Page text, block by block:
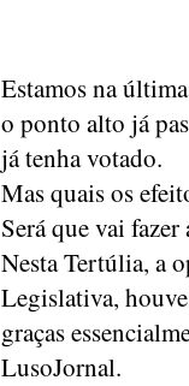
Estamos na
o ponto alto já
já tenha votado.
Mas quais os
Será que vai
Nesta Tertúlia, a
Legislativa,
graças
LusoJornal.